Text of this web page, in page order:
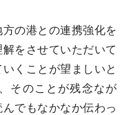
の港との連携強化を
をさせていただいて
くことが望ましいと
そのことが残念なが
でもなかなか伝わっ